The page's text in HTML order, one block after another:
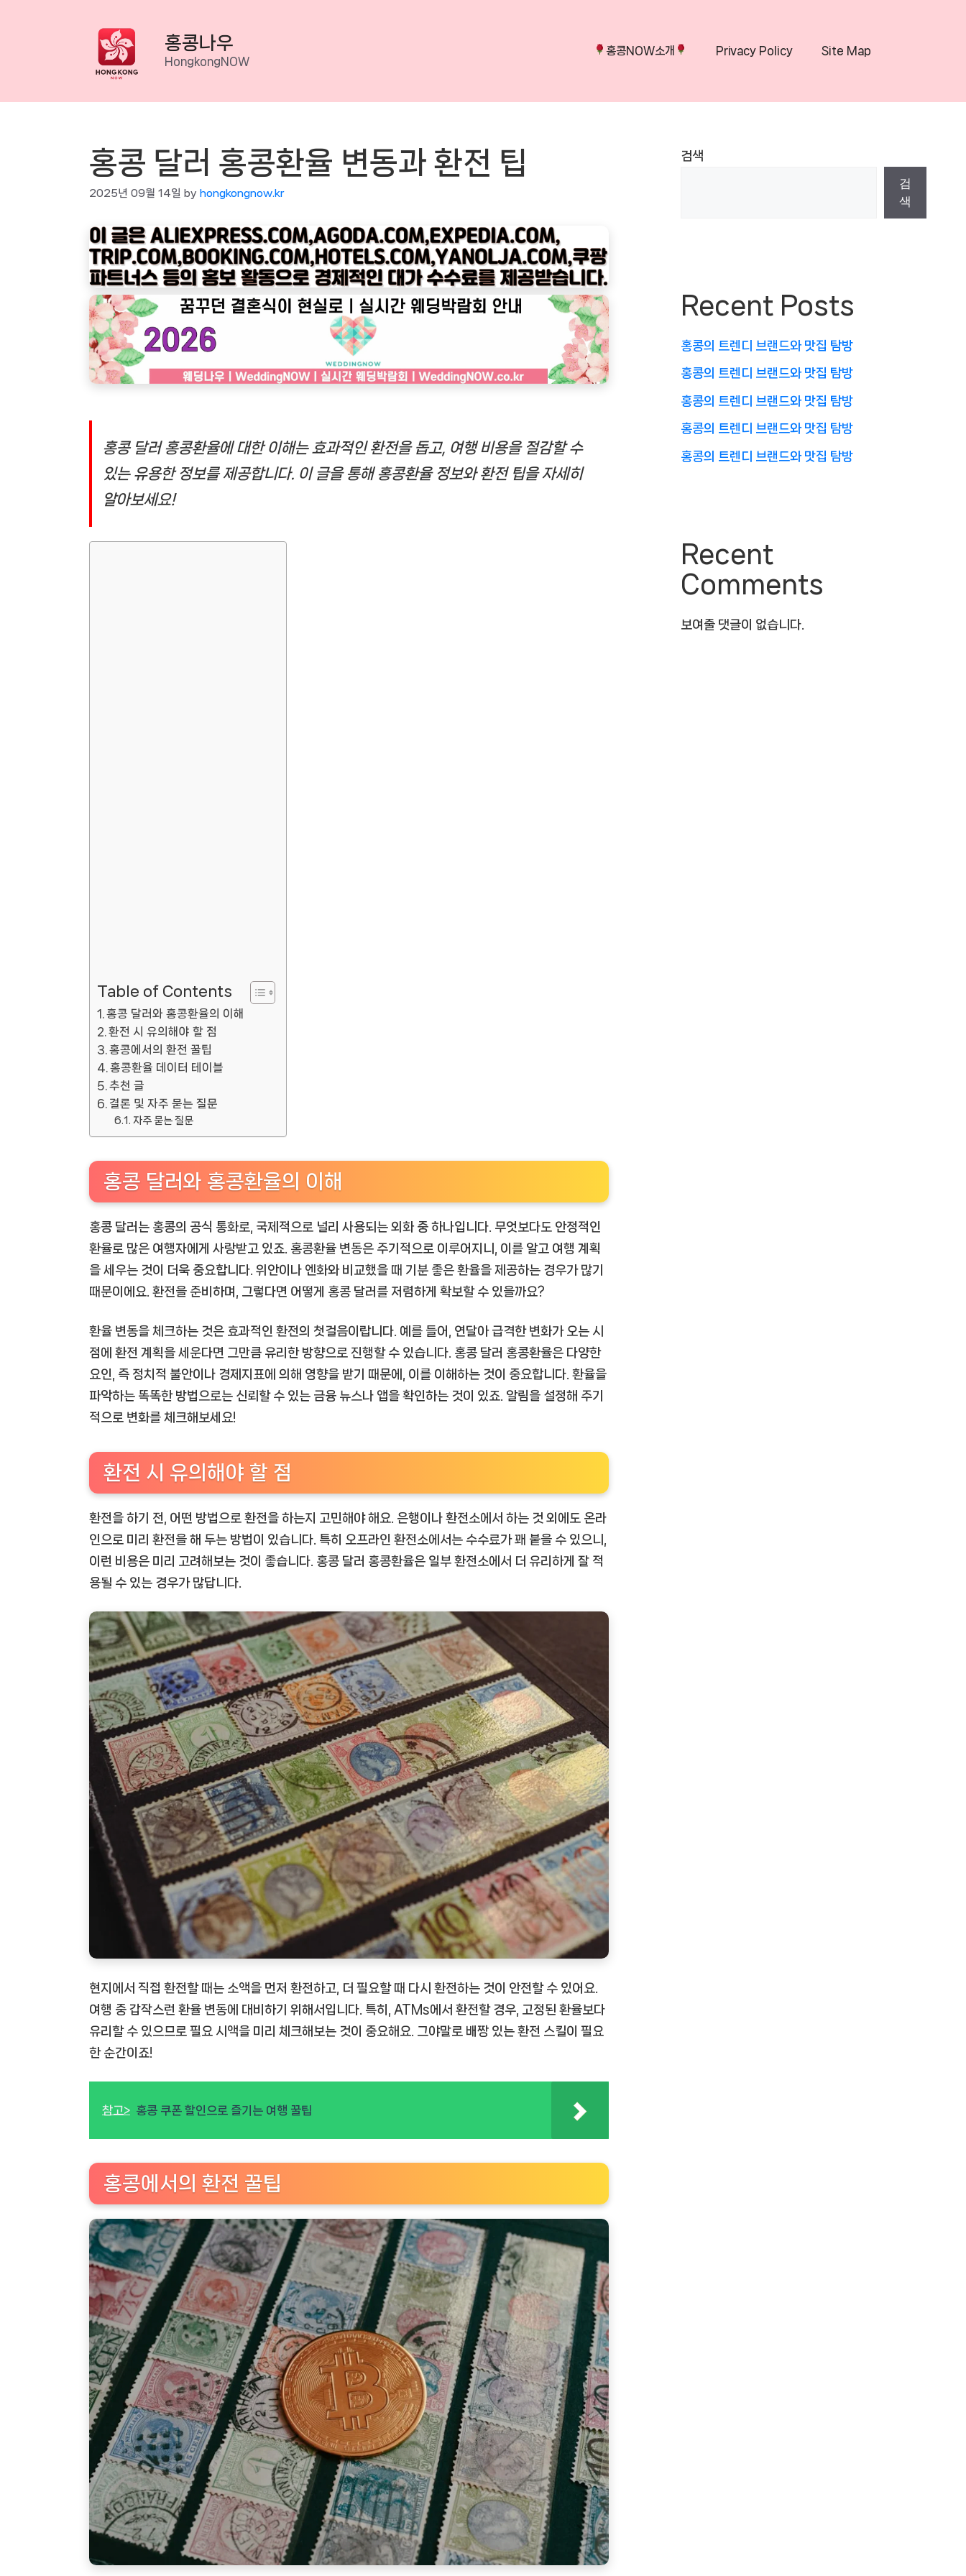
홍콩나우
HongkongNOW
홍콩NOW소개 Privacy Policy Site Map
홍콩 달러 홍콩환율 변동과 환전 팁
2025년 09월 14일 by hongkongnow.kr
홍콩 달러 홍콩환율에 대한 이해는 효과적인 환전을 돕고, 여행 비용을 절감할 수
있는 유용한 정보를 제공합니다. 이 글을 통해 홍콩환율 정보와 환전 팁을 자세히
알아보세요!
Table of Contents
홍콩 달러와 홍콩환율의 이해
환전 시 유의해야 할 점
홍콩에서의 환전 꿀팁
홍콩환율 데이터 테이블
추천 글
결론 및 자주 묻는 질문
자주 묻는 질문
홍콩 달러와 홍콩환율의 이해
홍콩 달러는 홍콩의 공식 통화로, 국제적으로 널리 사용되는 외화 중 하나입니다. 무엇보다도 안정적인
환율로 많은 여행자에게 사랑받고 있죠. 홍콩환율 변동은 주기적으로 이루어지니, 이를 알고 여행 계획
을 세우는 것이 더욱 중요합니다. 위안이나 엔화와 비교했을 때 기분 좋은 환율을 제공하는 경우가 많기
때문이에요. 환전을 준비하며, 그렇다면 어떻게 홍콩 달러를 저렴하게 확보할 수 있을까요?
환율 변동을 체크하는 것은 효과적인 환전의 첫걸음이랍니다. 예를 들어, 연달아 급격한 변화가 오는 시
점에 환전 계획을 세운다면 그만큼 유리한 방향으로 진행할 수 있습니다. 홍콩 달러 홍콩환율은 다양한
요인, 즉 정치적 불안이나 경제지표에 의해 영향을 받기 때문에, 이를 이해하는 것이 중요합니다. 환율을
파악하는 똑똑한 방법으로는 신뢰할 수 있는 금융 뉴스나 앱을 확인하는 것이 있죠. 알림을 설정해 주기
적으로 변화를 체크해보세요!
환전 시 유의해야 할 점
환전을 하기 전, 어떤 방법으로 환전을 하는지 고민해야 해요. 은행이나 환전소에서 하는 것 외에도 온라
인으로 미리 환전을 해 두는 방법이 있습니다. 특히 오프라인 환전소에서는 수수료가 꽤 붙을 수 있으니,
이런 비용은 미리 고려해보는 것이 좋습니다. 홍콩 달러 홍콩환율은 일부 환전소에서 더 유리하게 잘 적
용될 수 있는 경우가 많답니다.
현지에서 직접 환전할 때는 소액을 먼저 환전하고, 더 필요할 때 다시 환전하는 것이 안전할 수 있어요.
여행 중 갑작스런 환율 변동에 대비하기 위해서입니다. 특히, ATMs에서 환전할 경우, 고정된 환율보다
유리할 수 있으므로 필요 시액을 미리 체크해보는 것이 중요해요. 그야말로 배짱 있는 환전 스킬이 필요
한 순간이죠!
참고> 홍콩 쿠폰 할인으로 즐기는 여행 꿀팁
홍콩에서의 환전 꿀팁
검색
검
색
Recent Posts
홍콩의 트렌디 브랜드와 맛집 탐방
홍콩의 트렌디 브랜드와 맛집 탐방
홍콩의 트렌디 브랜드와 맛집 탐방
홍콩의 트렌디 브랜드와 맛집 탐방
홍콩의 트렌디 브랜드와 맛집 탐방
Recent
Comments
보여줄 댓글이 없습니다.